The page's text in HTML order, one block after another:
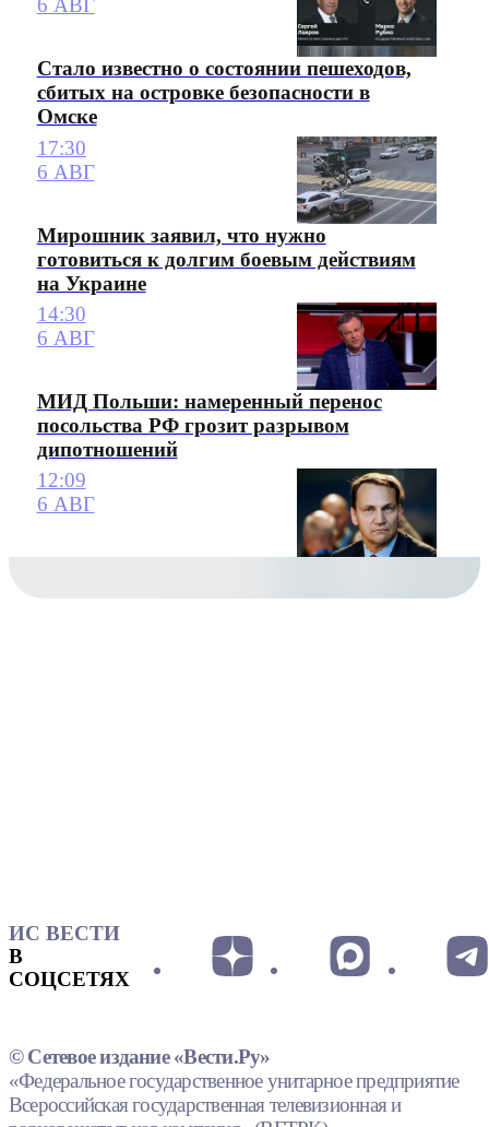
6 АВГ
Стало известно о состоянии пешеходов,
сбитых на островке безопасности в
Омске
17:30
6 АВГ
Мирошник заявил, что нужно
готовиться к долгим боевым действиям
на Украине
14:30
6 АВГ
МИД Польши: намеренный перенос
посольства РФ грозит разрывом
дипотношений
12:09
6 АВГ
ИС ВЕСТИ
В
СОЦСЕТЯХ
© Сетевое издание «Вести.Ру»
«Федеральное государственное унитарное предприятие
Всероссийская государственная телевизионная и